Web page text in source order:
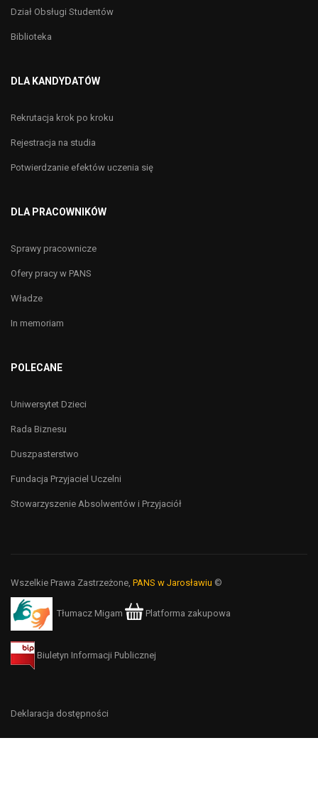
Dział Obsługi Studentów
Biblioteka
DLA KANDYDATÓW
Rekrutacja krok po kroku
Rejestracja na studia
Potwierdzanie efektów uczenia się
DLA PRACOWNIKÓW
Sprawy pracownicze
Ofery pracy w PANS
Władze
In memoriam
POLECANE
Uniwersytet Dzieci
Rada Biznesu
Duszpasterstwo
Fundacja Przyjaciel Uczelni
Stowarzyszenie Absolwentów i Przyjaciół
Wszelkie Prawa Zastrzeżone, PANS w Jarosławiu ©
Tłumacz Migam Platforma zakupowa
Biuletyn Informacji Publicznej
Deklaracja dostępności